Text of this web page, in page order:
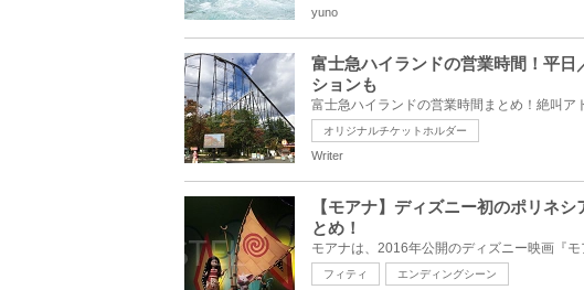
yuno
富士急ハイランドの営業時間！平
ションも
オリジナルチケットホルダー
Writer
【モアナ】ディズニー初のポリネ
とめ！
フィティ エンディングシーン